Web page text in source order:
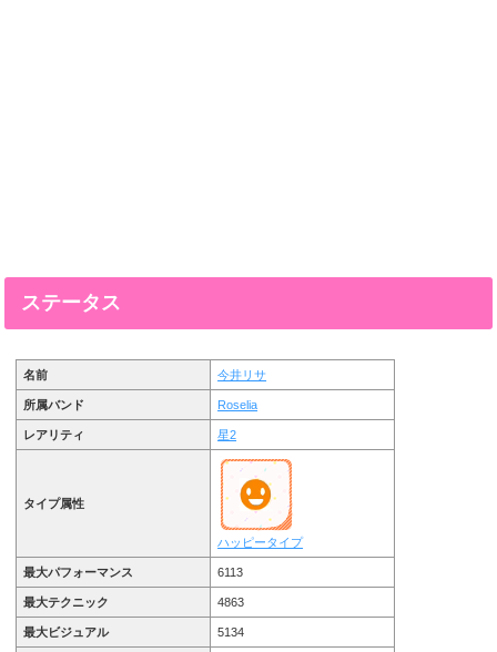
ステータス
名前 今井リサ
所属バンド Roselia
レアリティ 星2
タイプ属性
ハッピータイプ
最大パフォーマンス 6113
最大テクニック 4863
最大ビジュアル 5134